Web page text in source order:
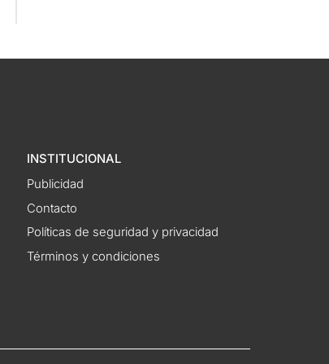
INSTITUCIONAL
Publicidad
Contacto
Políticas de seguridad y privacidad
Términos y condiciones